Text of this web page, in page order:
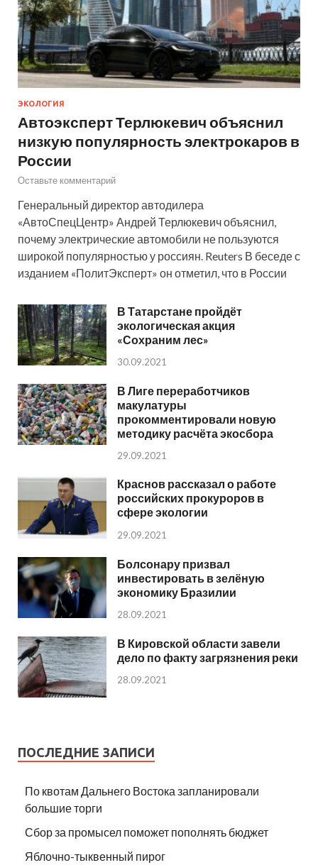
ЭКОЛОГИЯ
Автоэксперт Терлюкевич объяснил
низкую популярность электрокаров в
России
Оставьте комментарий
Генеральный директор автодилера
«АвтоСпецЦентр» Андрей Терлюкевич объяснил,
почему электрические автомобили не пользуются
широкой популярностью у россиян. Reuters В беседе с
изданием «ПолитЭксперт» он отметил, что в России
В Татарстане пройдёт
экологическая акция
«Сохраним лес»
30.09.2021
В Лиге переработчиков
макулатуры
прокомментировали новую
методику расчёта экосбора
29.09.2021
Краснов рассказал о работе
российских прокуроров в
сфере экологии
29.09.2021
Болсонару призвал
инвестировать в зелёную
экономику Бразилии
28.09.2021
В Кировской области завели
дело по факту загрязнения реки
28.09.2021
ПОСЛЕДНИЕ ЗАПИСИ
По квотам Дальнего Востока запланировали
большие торги
Сбор за промысел поможет пополнять бюджет
Яблочно-тыквенный пирог